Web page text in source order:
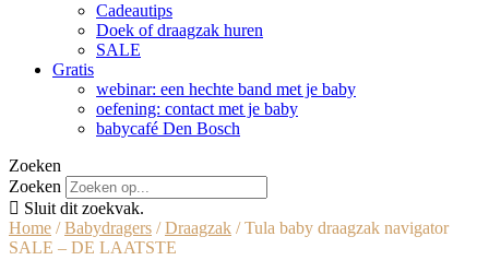
Cadeautips
Doek of draagzak huren
SALE
Gratis
webinar: een hechte band met je baby
oefening: contact met je baby
babycafé Den Bosch
Zoeken
Zoeken
Sluit dit zoekvak.
Home /Babydragers /Draagzak / Tula baby draagzak navigator
SALE – DE LAATSTE